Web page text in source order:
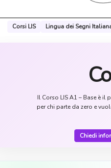
Corsi LIS Lingua dei Segni
Il Corso LIS A1 – Base è
per chi parte da zero e
Chiedi